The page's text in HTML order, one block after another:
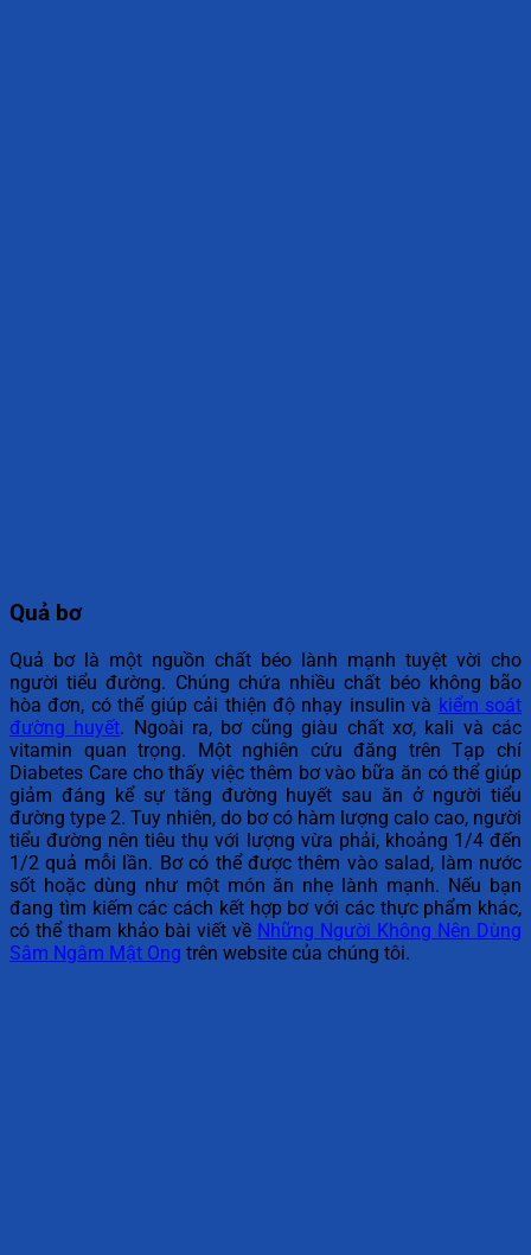
Quả bơ
Quả bơ là một nguồn chất béo lành mạnh tuyệt vời cho
người tiểu đường. Chúng chứa nhiều chất béo không bão
hòa đơn, có thể giúp cải thiện độ nhạy insulin và kiểm soát
đường huyết. Ngoài ra, bơ cũng giàu chất xơ, kali và các
vitamin quan trọng. Một nghiên cứu đăng trên Tạp chí
Diabetes Care cho thấy việc thêm bơ vào bữa ăn có thể giúp
giảm đáng kể sự tăng đường huyết sau ăn ở người tiểu
đường type 2. Tuy nhiên, do bơ có hàm lượng calo cao, người
tiểu đường nên tiêu thụ với lượng vừa phải, khoảng 1/4 đến
1/2 quả mỗi lần. Bơ có thể được thêm vào salad, làm nước
sốt hoặc dùng như một món ăn nhẹ lành mạnh. Nếu bạn
đang tìm kiếm các cách kết hợp bơ với các thực phẩm khác,
có thể tham khảo bài viết về Những Người Không Nên Dùng
Sâm Ngâm Mật Ong trên website của chúng tôi.